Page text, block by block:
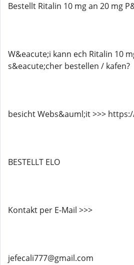
Bestellt Ritalin 10 mg an 20 mg
W&eacute;i kann ech Ritalin 10
s&eacute;cher bestellen / kafen?
besicht Webs&auml;it >>>
BESTELLT ELO
Kontakt per E-Mail >>>
jefecali777@gmail.com